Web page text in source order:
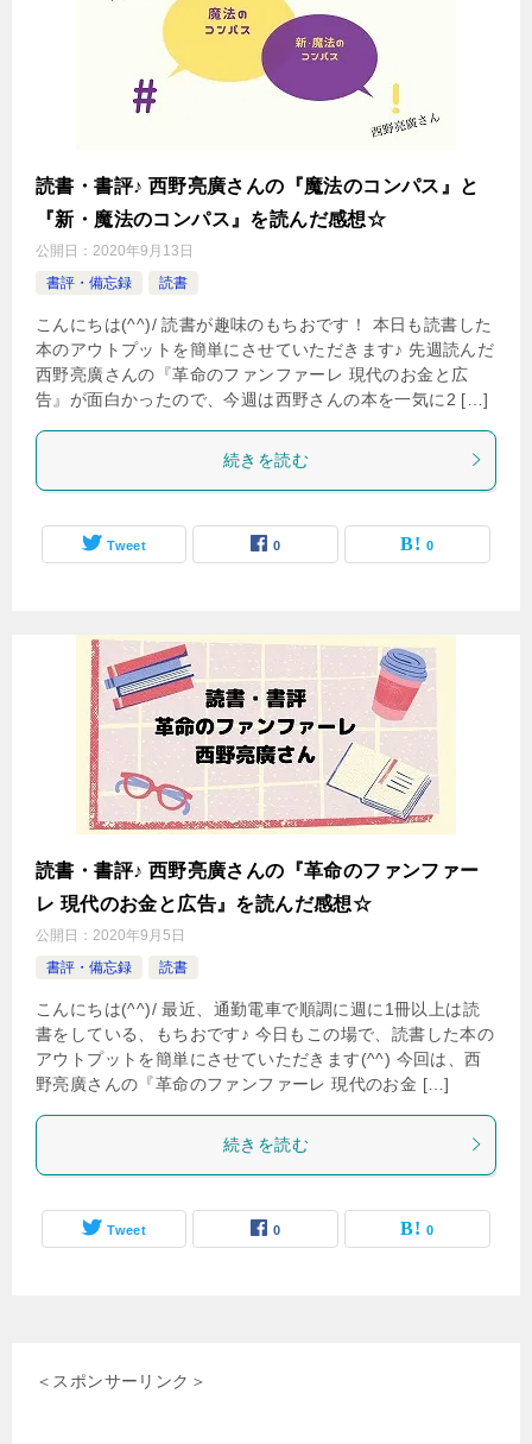
読書・書評♪ 西野亮廣さんの『魔法のコンパス』と
『新・魔法のコンパス』を読んだ感想☆
公開日： 2020年9月13日
書評・備忘録
読書
こんにちは(^^)/ 読書が趣味のもちおです！ 本日も読書した
本のアウトプットを簡単にさせていただきます♪ 先週読んだ
西野亮廣さんの『革命のファンファーレ 現代のお金と広
告』が面白かったので、今週は西野さんの本を一気に2 […]
続きを読む
Tweet 0 0
読書・書評♪ 西野亮廣さんの『革命のファンファー
レ 現代のお金と広告』を読んだ感想☆
公開日： 2020年9月5日
書評・備忘録
読書
こんにちは(^^)/ 最近、通勤電車で順調に週に1冊以上は読
書をしている、もちおです♪ 今日もこの場で、読書した本の
アウトプットを簡単にさせていただきます(^^) 今回は、西
野亮廣さんの『革命のファンファーレ 現代のお金 […]
続きを読む
Tweet 0 0
＜スポンサーリンク＞